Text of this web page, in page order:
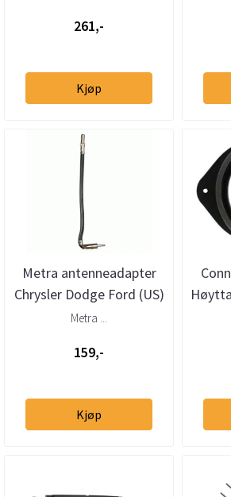
261,-
Kjøp
Metra antenneadapter
Chrysler Dodge Ford (US)
GM Jeep Saab
Metra ...
159,-
Kjøp